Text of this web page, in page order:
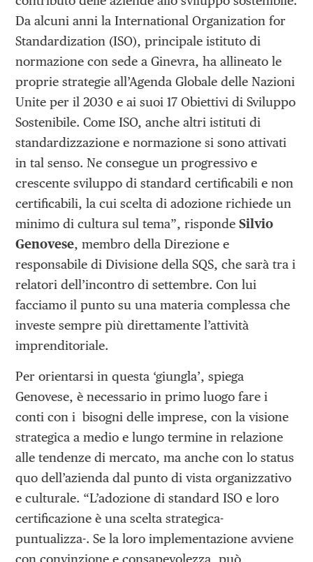
Da alcuni anni la International Organization for
Standardization (ISO), principale istituto di
normazione con sede a Ginevra, ha allineato le
proprie strategie all’Agenda Globale delle Nazioni
Unite per il 2030 e ai suoi 17 Obiettivi di Sviluppo
Sostenibile. Come ISO, anche altri istituti di
standardizzazione e normazione si sono attivati
in tal senso. Ne consegue un progressivo e
crescente sviluppo di standard certificabili e non
certificabili, la cui scelta di adozione richiede un
minimo di cultura sul tema”, rispondeSilvio
Genovese, membro della Direzione e
responsabile di Divisione della SQS, che sarà tra i
relatori dell’incontro di settembre. Con lui
facciamo il punto su una materia complessa che
investe sempre più direttamente l’attività
imprenditoriale.
Per orientarsi in questa ‘giungla’, spiega
Genovese, è necessario in primo luogo fare i
conti con i bisogni delle imprese, con la visione
strategica a medio e lungo termine in relazione
alle tendenze di mercato, ma anche con lo status
quo dell’azienda dal punto di vista organizzativo
e culturale. “L’adozione di standard ISO e loro
certificazione è una scelta strategica-
puntualizza-. Se la loro implementazione avviene
con convinzione e consapevolezza, può